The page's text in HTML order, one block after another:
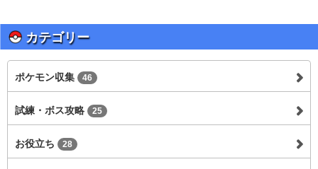
カテゴリー
ポケモン収集 46
試練・ボス攻略 25
お役立ち 28